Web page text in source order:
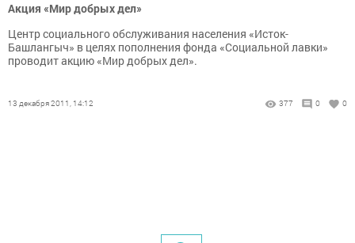
Акция «Мир добрых дел»
Центр социального обслуживания населения «Исток-
Башлангыч» в целях пополнения фонда «Социальной лавки»
проводит акцию «Мир добрых дел».
13 декабря 2011, 14:12 377 0 0